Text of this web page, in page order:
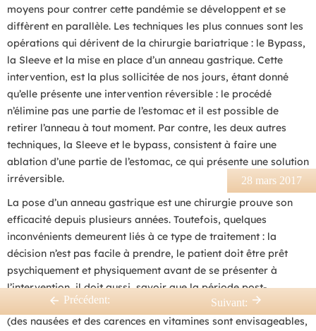
28 mars 2017
Précédent: Suivant:
moyens pour contrer cette pandémie se développent et se
diffèrent en parallèle. Les techniques les plus connues sont les
opérations qui dérivent de la chirurgie bariatrique : le Bypass,
la Sleeve et la mise en place d’un anneau gastrique. Cette
intervention, est la plus sollicitée de nos jours, étant donné
qu’elle présente une intervention réversible : le procédé
n’élimine pas une partie de l’estomac et il est possible de
retirer l’anneau à tout moment. Par contre, les deux autres
techniques, la Sleeve et le bypass, consistent à faire une
ablation d’une partie de l’estomac, ce qui présente une solution
irréversible.
La pose d’un anneau gastrique est une chirurgie prouve son
efficacité depuis plusieurs années. Toutefois, quelques
inconvénients demeurent liés à ce type de traitement : la
décision n’est pas facile à prendre, le patient doit être prêt
psychiquement et physiquement avant de se présenter à
l’intervention, il doit aussi, savoir que la période post-
opératoire requiert un grand souffle et beaucoup de sacrifices
(des nausées et des carences en vitamines sont envisageables,